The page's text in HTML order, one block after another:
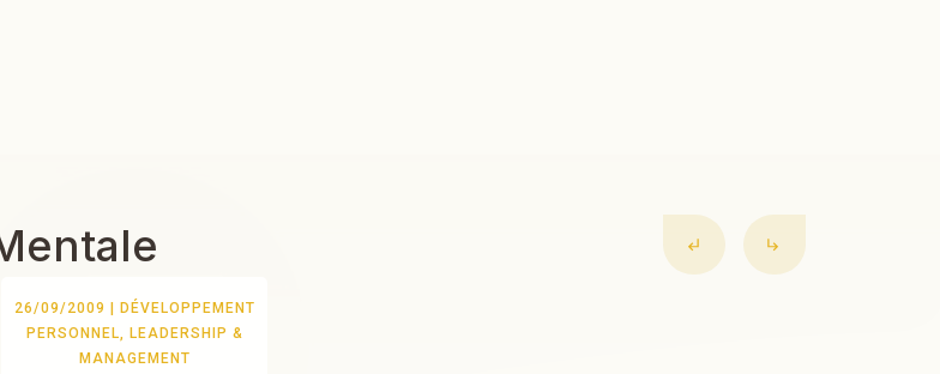
26/09/2009
DÉVELOPPEMENT
PERSONNEL, LEADERSHIP &
MANAGEMENT